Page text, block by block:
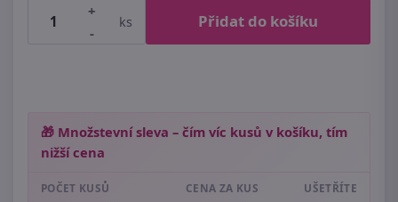
+
-
ks Přidat do košíku
🎁 Množstevní sleva – čím víc kusů v košíku, tím
nižší cena
POČET KUSŮ CENA ZA KUS UŠETŘÍTE